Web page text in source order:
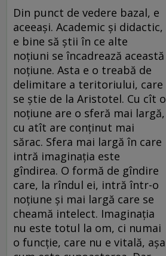
Din punct de vedere bazal, e
aceeași. Academic și didactic,
e bine să știi în ce alte
noțiuni se încadrează această
noțiune. Asta e o treabă de
delimitare a teritoriului, care
se știe de la Aristotel. Cu cît o
noțiune are o sferă mai largă,
cu atît are conținut mai
sărac. Sfera mai largă în care
intră imaginația este
gîndirea. O formă de gîndire
care, la rîndul ei, intră într-o
noțiune și mai largă care se
cheamă intelect. Imaginația
nu este totul la om, ci numai
o funcție, care nu e vitală, așa